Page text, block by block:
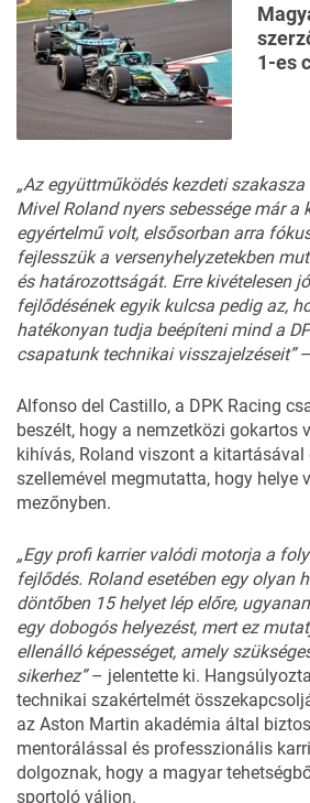
1-es
„Az együttműködés kezdeti
Mivel Roland nyers sebessége már a
egyértelmű volt, elsősorban arra
fejlesszük a versenyhelyzetekben
és határozottságát. Erre kivételesen
fejlődésének egyik kulcsa pedig az,
hatékonyan tudja beépíteni mind a
csapatunk technikai visszajelzéseit”–
Alfonso del Castillo, a DPK Racing
beszélt, hogy a nemzetközi gokartos
kihívás, Roland viszont a kitartásával
szellemével megmutatta, hogy helye
mezőnyben.
„Egy profi karrier valódi motorja a
fejlődés. Roland esetében egy olyan
döntőben 15 helyet lép előre,
egy dobogós helyezést, mert ez
ellenálló képességet, amely
sikerhez”– jelentette ki.
technikai szakértelmét
az Aston Martin akadémia által
mentorálással és professzionális
dolgoznak, hogy a magyar
sportoló váljon.